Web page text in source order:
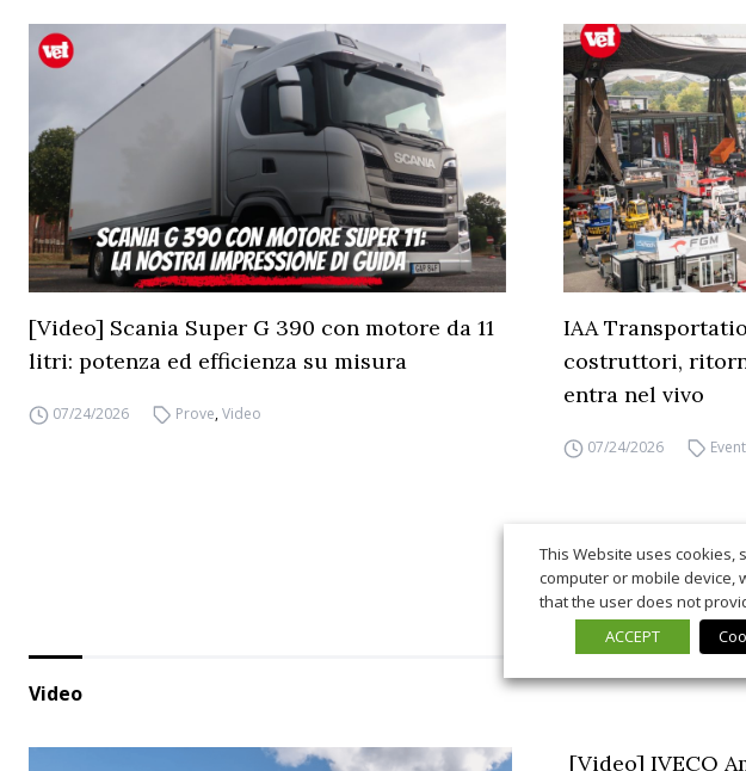
[Video] Scania Super G 390 con motore da 11
litri: potenza ed efficienza su misura
07/24/2026 Prove,Video
IAA
costruttori,
entra nel vivo
07/24/2026
Video
[Video] IVECO
This Website uses cookies,
computer or mobile device,
that the user does not
ACCEPT